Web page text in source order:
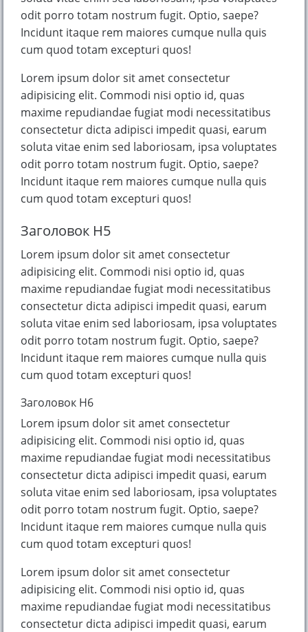
odit porro totam nostrum fugit. Optio, saepe?
Incidunt itaque rem maiores cumque nulla quis
cum quod totam excepturi quos!
Lorem ipsum dolor sit amet consectetur
adipisicing elit. Commodi nisi optio id, quas
maxime repudiandae fugiat modi necessitatibus
consectetur dicta adipisci impedit quasi, earum
soluta vitae enim sed laboriosam, ipsa voluptates
odit porro totam nostrum fugit. Optio, saepe?
Incidunt itaque rem maiores cumque nulla quis
cum quod totam excepturi quos!
Заголовок H5
Lorem ipsum dolor sit amet consectetur
adipisicing elit. Commodi nisi optio id, quas
maxime repudiandae fugiat modi necessitatibus
consectetur dicta adipisci impedit quasi, earum
soluta vitae enim sed laboriosam, ipsa voluptates
odit porro totam nostrum fugit. Optio, saepe?
Incidunt itaque rem maiores cumque nulla quis
cum quod totam excepturi quos!
Заголовок H6
Lorem ipsum dolor sit amet consectetur
adipisicing elit. Commodi nisi optio id, quas
maxime repudiandae fugiat modi necessitatibus
consectetur dicta adipisci impedit quasi, earum
soluta vitae enim sed laboriosam, ipsa voluptates
odit porro totam nostrum fugit. Optio, saepe?
Incidunt itaque rem maiores cumque nulla quis
cum quod totam excepturi quos!
Lorem ipsum dolor sit amet consectetur
adipisicing elit. Commodi nisi optio id, quas
maxime repudiandae fugiat modi necessitatibus
consectetur dicta adipisci impedit quasi, earum